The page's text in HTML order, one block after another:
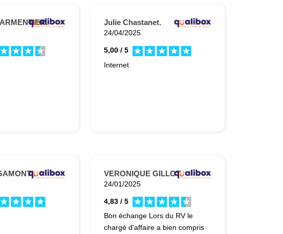
Julie Chastanet.
24/04/2025
5,00 / 5
Internet
VERONIQUE GILLOT.
24/01/2025
4,83 / 5
Bon échange Lors du RV le
chargé d'affaire a bien compris